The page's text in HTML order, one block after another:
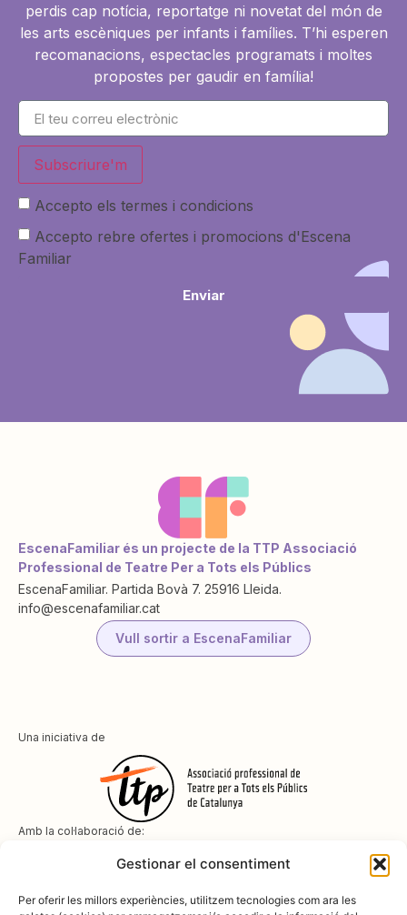
Gestionar el consentiment
Per oferir les millors experiències, utilitzem tecnologies com ara les
perdis cap notícia, reportatge ni novetat del món de
les arts escèniques per infants i famílies. T’hi esperen
recomanacions, espectacles programats i moltes
propostes per gaudir en família!
Subscriure'm
Accepto els termes i condicions
Accepto rebre ofertes i promocions d'Escena
Familiar
Enviar
EscenaFamiliar és un projecte de la TTP Associació
Professional de Teatre Per a Tots els Públics
EscenaFamiliar. Partida Bovà 7. 25916 Lleida.
info@escenafamiliar.cat
Vull sortir a EscenaFamiliar
Una iniciativa de
Amb la col·laboració de: